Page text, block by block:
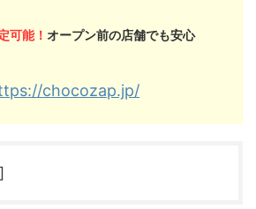
可能！ オープン前の店舗でも安心
chocozap.jp/
]